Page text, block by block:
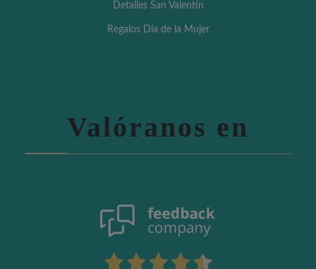
Detalles San Valentín
Regalos Día de la Mujer
Valóranos en